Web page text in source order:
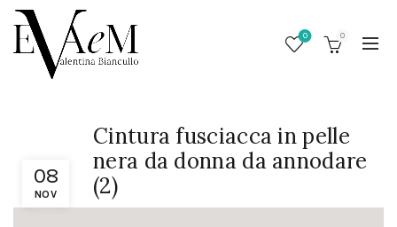
0 0
08
NOV
Cintura fusciacca in pelle
nera da donna da annodare
(2)